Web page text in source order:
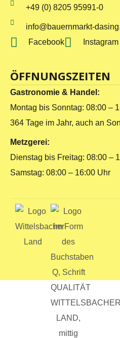
+49 (0) 8205 95991-0
info@bauernmarkt-
Facebook
Instagram
ÖFFNUNGSZEITEN
Gastronomie & Handel:
Montag bis Sonntag: 08:00 –
364 Tage im Jahr, auch an
Metzgerei:
Dienstag bis Freitag: 08:00 –
Samstag: 08:00 – 16:00 Uhr